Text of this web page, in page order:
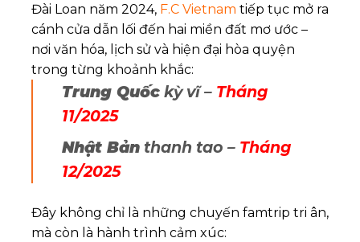
Đài Loan năm 2024, F.C Vietnam tiếp tục mở ra
cánh cửa dẫn lối đến hai miền đất mơ ước –
nơi văn hóa, lịch sử và hiện đại hòa quyện
trong từng khoảnh khắc:
Trung Quốc kỳ vĩ – Tháng
11/2025
Nhật Bản thanh tao – Tháng
12/2025
Đây không chỉ là những chuyến famtrip tri ân,
mà còn là hành trình cảm xúc: